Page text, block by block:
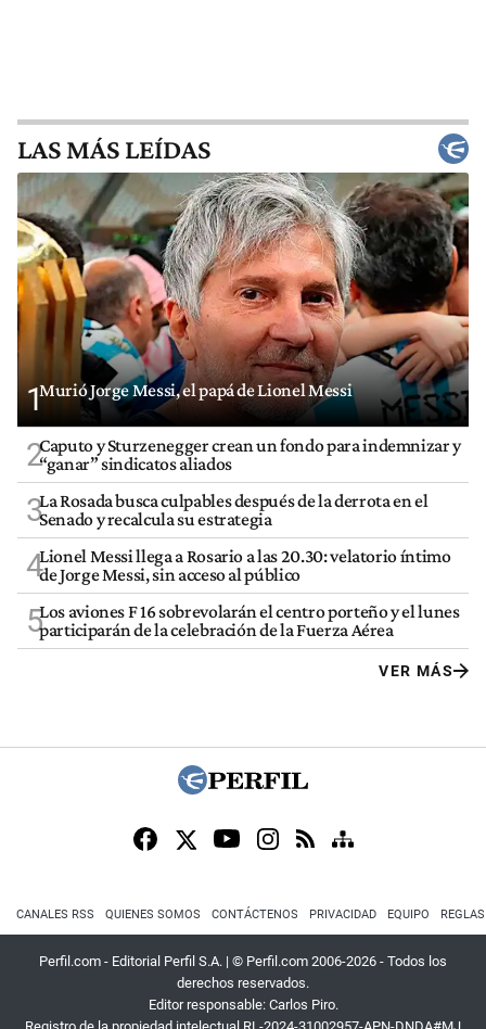
LAS MÁS LEÍDAS
1Murió Jorge Messi, el papá de Lionel Messi
2Caputo y Sturzenegger crean un fondo para indemnizar y
“ganar” sindicatos aliados
3La Rosada busca culpables después de la derrota en el
Senado y recalcula su estrategia
4Lionel Messi llega a Rosario a las 20.30: velatorio íntimo
de Jorge Messi, sin acceso al público
5Los aviones F 16 sobrevolarán el centro porteño y el lunes
participarán de la celebración de la Fuerza Aérea
VER MÁS
CANALES RSS QUIENES SOMOS CONTÁCTENOS PRIVACIDAD EQUIPO
Perfil.com - Editorial Perfil S.A. | © Perfil.com 2006-2026 - Todos los
derechos reservados.
Editor responsable: Carlos Piro.